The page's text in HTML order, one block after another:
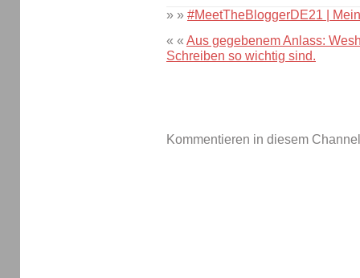
» » #MeetTheBloggerDE21 |
« « Aus gegebenem Anlass:
Schreiben so wichtig sind.
Kommentieren in diesem